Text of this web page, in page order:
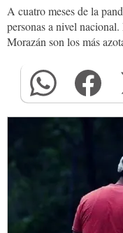
A cuatro meses de la
personas a nivel
Morazán son los más